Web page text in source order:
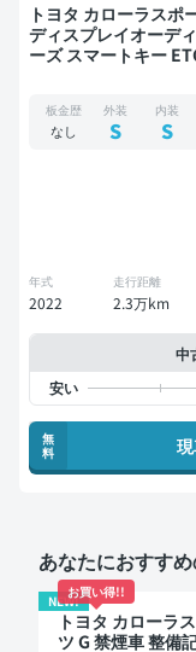
トヨタ カローラスポーツ G Z 美品 禁煙車
ディスプレイオーデ
ーズ スマートキー
板金歴
なし
外装
S
内装
S
年式
2022
走行距離
2.3万km
中
無
料
あなたにおすす
NEW!
お買い得!!
トヨタ カローラ
ツ G 禁煙車 整備